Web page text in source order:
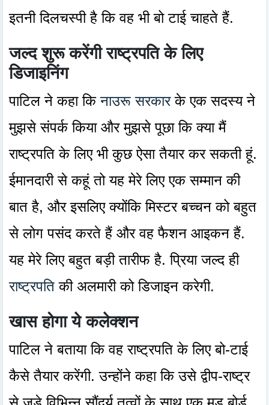
इतनी दिलचस्पी है कि वह भी बो टाई चाहते हैं.
जल्द शुरू करेंगी राष्ट्रपति के लिए
डिजाइनिंग
पाटिल ने कहा किनाउरू सरकारके एक सदस्य ने
मुझसे संपर्क किया और मुझसे पूछा कि क्या मैं
राष्ट्रपति के लिए भी कुछ ऐसा तैयार कर सकती हूं.
ईमानदारी से कहूं तो यह मेरे लिए एक सम्मान की
बात है, और इसलिए क्योंकि मिस्टर बच्चन को बहुत
से लोग पसंद करते हैं और वह फैशन आइकन हैं.
यह मेरे लिए बहुत बड़ी तारीफ है. प्रिया जल्द ही
राष्ट्रपति की अलमारी को डिजाइन करेगी.
खास होगा ये कलेक्शन
पाटिल ने बताया कि वह राष्ट्रपति के लिए बो-टाई
कैसे तैयार करेंगी. उन्होंने कहा कि उसे द्वीप-राष्ट्र